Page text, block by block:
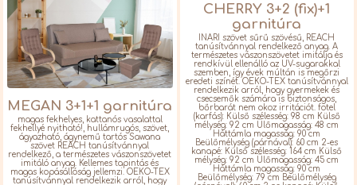
CHERRY 3+2 (fix)+1
garnitúra
INARI szövet sűrű szövésű, REACH
tanúsítvánnyal rendelkező anyag. A
természetes vászonszövetet imitálja és
rendkívül ellenálló az UV-sugarakkal
szemben, így évek múltán is megőrzi
eredeti színét. OEKO-TEX tanúsítvánnyal
rendelkezik arról, hogy gyermekek és
csecsemők számára is biztonságos,
bőrbarát nem okoz irritációt. fotel
(karfás): Külső szélesség: 98 cm Külső
mélység: 92 cm Ülőmagasság: 48 cm
Háttámla magasság: 90 cm
Beülőmélység (párnával): 60 cm 2-es
kanapé: Külső szélesség: 164 cm Külső
mélység: 92 cm Ülőmagasság: 45 cm
Háttámla magasság: 90 cm
Beülőmélység: 79 cm Beülőmélység
MEGAN 3+1+1 garnitúra
magas fekhelyes, kattanós vasalattal
fekhellyé nyitható!, hullámrugós, szövet,
ágyazható, ágynemű tartós Sawana
szövet REACH tanúsítvánnyal
rendelkező, a természetes vászonszövetet
imitáló anyag. Kellemes tapintás és
magas kopásállóság jellemzi. OEKO-TEX
tanúsítvánnyal rendelkezik arról, hogy